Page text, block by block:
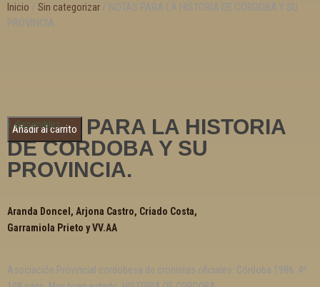
Inicio / Sin categorizar / NOTAS PARA LA HISTORIA DE CORDOBA Y SU
PROVINCIA.
NOTAS PARA LA HISTORIA
DE CORDOBA Y SU
PROVINCIA.
Aranda Doncel, Arjona Castro, Criado Costa,
Garramiola Prieto y VV.AA
Asociación Provincial cordobesa de cronistas oficiales. Córdoba 1986. 4º.
1 disponibles
Añadir al carrito